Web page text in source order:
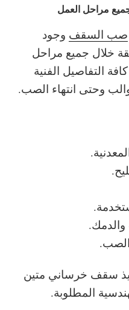
مراحل العمل
صب السقف وجود
خلال جميع مراحل
التفاصيل الفنية
وحتى انتهاء الصب.
الصب.
سقف خرساني متين
المطلوبة.